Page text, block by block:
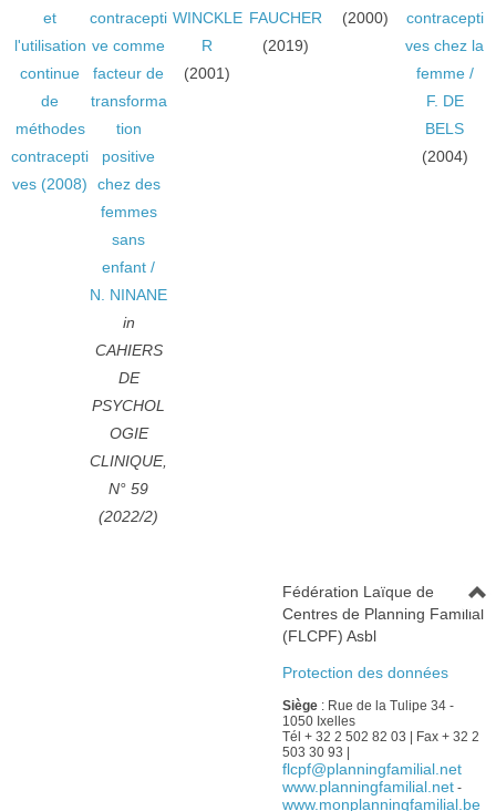
et
l'utilisation
continue
de
méthodes
contracepti
ves (2008)
contracepti
ve comme
facteur de
transforma
tion
positive
chez des
femmes
sans
enfant /
N. NINANE
in
CAHIERS
DE
PSYCHOL
OGIE
CLINIQUE,
N° 59
(2022/2)
WINCKLE
R
(2001)
FAUCHER
(2019)
(2000)
contracepti
ves chez la
femme/
F. DE
BELS
(2004)
Fédération Laïque de
Centres de Planning Familial
(FLCPF) Asbl
Protection des données
Siège: Rue de la Tulipe 34 -
1050 Ixelles
Tél + 32 2 502 82 03 | Fax + 32 2
503 30 93 |
flcpf@planningfamilial.net
www.planningfamilial.net-
www.monplanningfamilial.be